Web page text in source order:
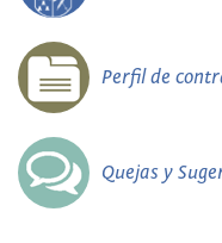
Perfil de
Quejas y